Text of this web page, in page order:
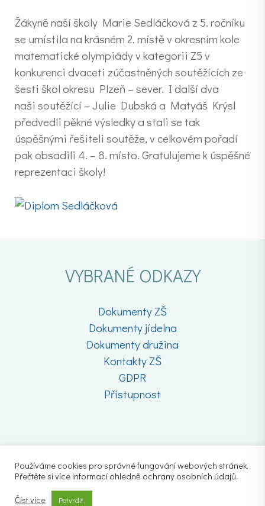
Žákyně naší školy Marie Sedláčková z 5. ročníku
se umístila na krásném 2. místě v okresním kole
matematické olympiády v kategorii Z5 v
konkurenci dvaceti zúčastněných soutěžících ze
šesti škol okresu Plzeň – sever. I další dva
naši soutěžící – Julie Dubská a Matyáš Krýsl
předvedli pěkné výsledky a stali se tak
úspěšnými řešiteli soutěže, v celkovém pořadí
pak obsadili 4. – 8. místo. Gratulujeme k úspěšné
reprezentaci školy!
VYBRANÉ ODKAZY
Dokumenty ZŠ
Dokumenty jídelna
Dokumenty družina
Kontakty ZŠ
GDPR
Přístupnost
Používáme cookies pro správné fungování webových stránek.
Přečtěte si více informací ohledně ochrany osobních údajů.
Číst více Potvrdit.